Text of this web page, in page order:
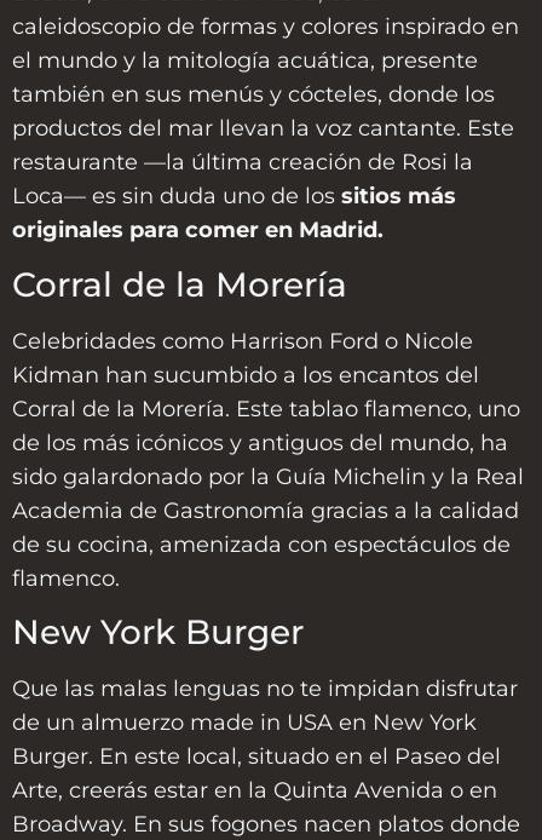
caleidoscopio de formas y colores inspirado en
el mundo y la mitología acuática, presente
también en sus menús y cócteles, donde los
productos del mar llevan la voz cantante. Este
restaurante —la última creación de Rosi la
Loca— es sin duda uno de los sitios más
originales para comer en Madrid.
Corral de la Morería
Celebridades como Harrison Ford o Nicole
Kidman han sucumbido a los encantos del
Corral de la Morería. Este tablao flamenco, uno
de los más icónicos y antiguos del mundo, ha
sido galardonado por la Guía Michelin y la Real
Academia de Gastronomía gracias a la calidad
de su cocina, amenizada con espectáculos de
flamenco.
New York Burger
Que las malas lenguas no te impidan disfrutar
de un almuerzo made in USA en New York
Burger. En este local, situado en el Paseo del
Arte, creerás estar en la Quinta Avenida o en
Broadway. En sus fogones nacen platos donde